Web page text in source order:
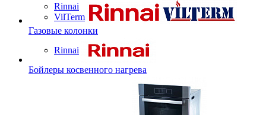
Rinnai
VilTerm
Газовые колонки
Rinnai
Бойлеры косвенного нагрева